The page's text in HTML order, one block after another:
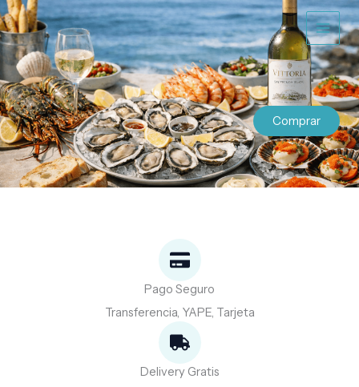
al
contenido
Comprar
Pago Seguro
Transferencia, YAPE, Tarjeta
Delivery Gratis